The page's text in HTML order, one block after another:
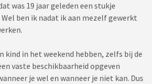
was 19 jaar geleden een stukje
ben ik nadat ik aan mezelf gewerkt
kind in het weekend hebben, zelfs bij de
vaste beschikbaarheid opgeven
je wel en wanneer je niet kan. Dus